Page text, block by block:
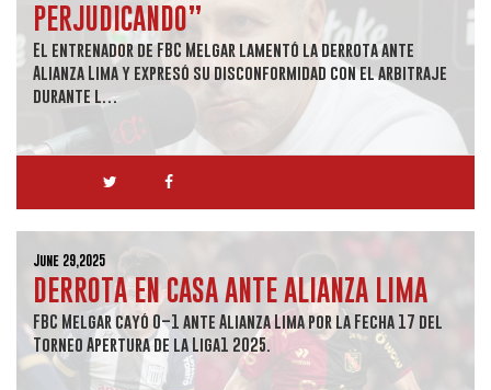
PERJUDICANDO”
El entrenador de FBC Melgar lamentó la derrota ante
Alianza Lima y expresó su disconformidad con el arbitraje
durante l…
June 29,2025
DERROTA EN CASA ANTE ALIANZA LIMA
FBC Melgar cayó 0–1 ante Alianza Lima por la Fecha 17 del
Torneo Apertura de la Liga1 2025.